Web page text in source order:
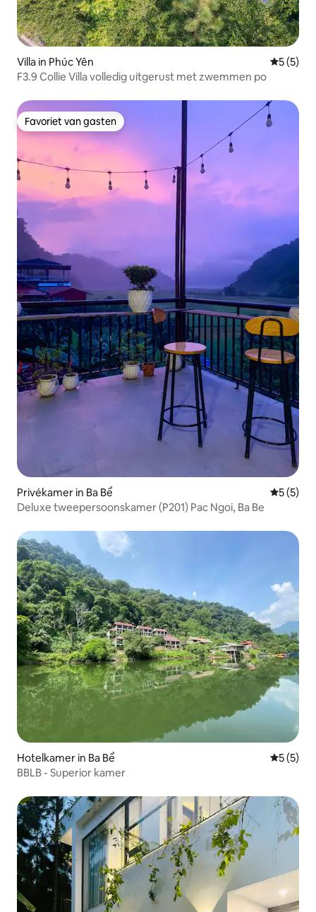
Villa in Phúc Yên
5 (5)
F3.9 Collie Villa volledig uitgerust met zwemmen po
Favoriet van gasten
Favoriet van gasten
Privékamer in Ba Bể
5 (5)
Deluxe tweepersoonskamer (P201) Pac Ngoi, Ba Be
Hotelkamer in Ba Bể
5 (5)
BBLB - Superior kamer